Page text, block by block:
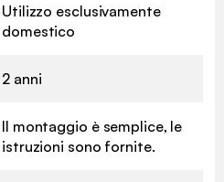
Utilizzo esclusivamente
domestico
2 anni
Il montaggio è semplice, le
istruzioni sono fornite.